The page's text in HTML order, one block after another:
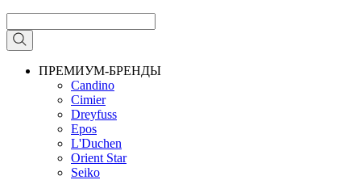
ПРЕМИУМ-БРЕНДЫ
Candino
Cimier
Dreyfuss
Epos
L'Duchen
Orient Star
Seiko